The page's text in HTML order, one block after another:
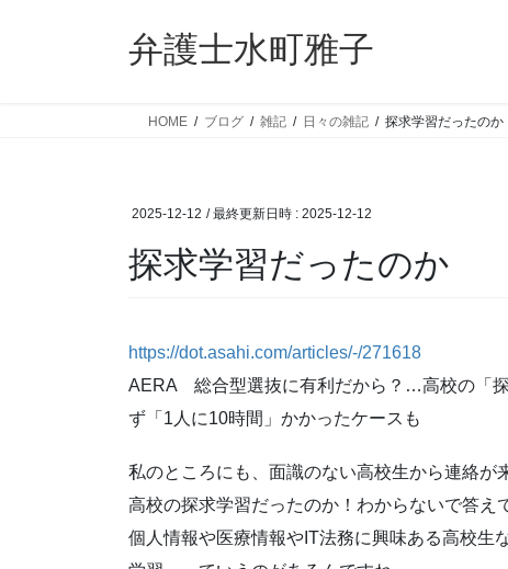
弁護士水町雅子
HOME ブログ 雑記 日々の雑記 探求学習だったのか
2025-12-12 / 最終更新日時 : 2025-12-12
探求学習だったのか
https://dot.asahi.com/articles/-/271618
AERA 総合型選抜に有利だから？…高校の「
ず「1人に10時間」かかったケースも
私のところにも、面識のない高校生から連絡が
高校の探求学習だったのか！わからないで答え
個人情報や医療情報やIT法務に興味ある高校生